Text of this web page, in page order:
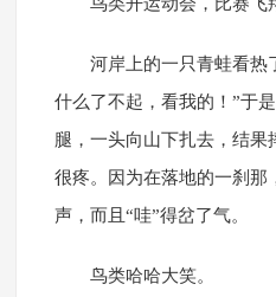
鸟类开运动会，比赛飞
河岸上的一只青蛙看热
什么了不起，看我的！”于
腿，一头向山下扎去，结果
很疼。因为在落地的一刹那
声，而且“哇”得岔了气。
鸟类哈哈大笑。